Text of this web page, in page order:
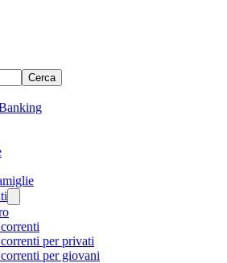
Cerca
per privati
per giovani